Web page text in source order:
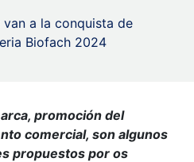
van a la conquista de
Biofach 2024
promoción del
comercial, son algunos
propuestos por os